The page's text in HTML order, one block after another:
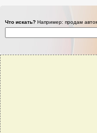
Что искать? Например: продам